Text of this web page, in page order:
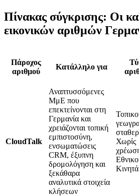
Πίνακας σύγκρισης: Οι
εικονικών αριθμών
Πάροχος
αριθμού
Κατάλληλο για
CloudTalk
Αναπτυσσόμενες
ΜμΕ που
επεκτείνονται στη
Γερμανία και
χρειάζονται τοπική
εμπιστοσύνη,
ενσωματώσεις
CRM, έξυπνη
δρομολόγηση και
ξεκάθαρα
αναλυτικά στοιχεία
κλήσεων
Χωρίς
Κινητά